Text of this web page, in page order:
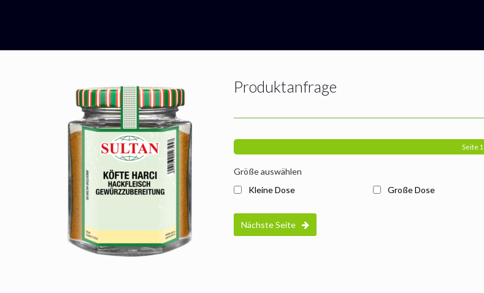
Produktanfrage
Seite 1
Größe auswählen
Kleine Dose
Große Dose
Nächste Seite